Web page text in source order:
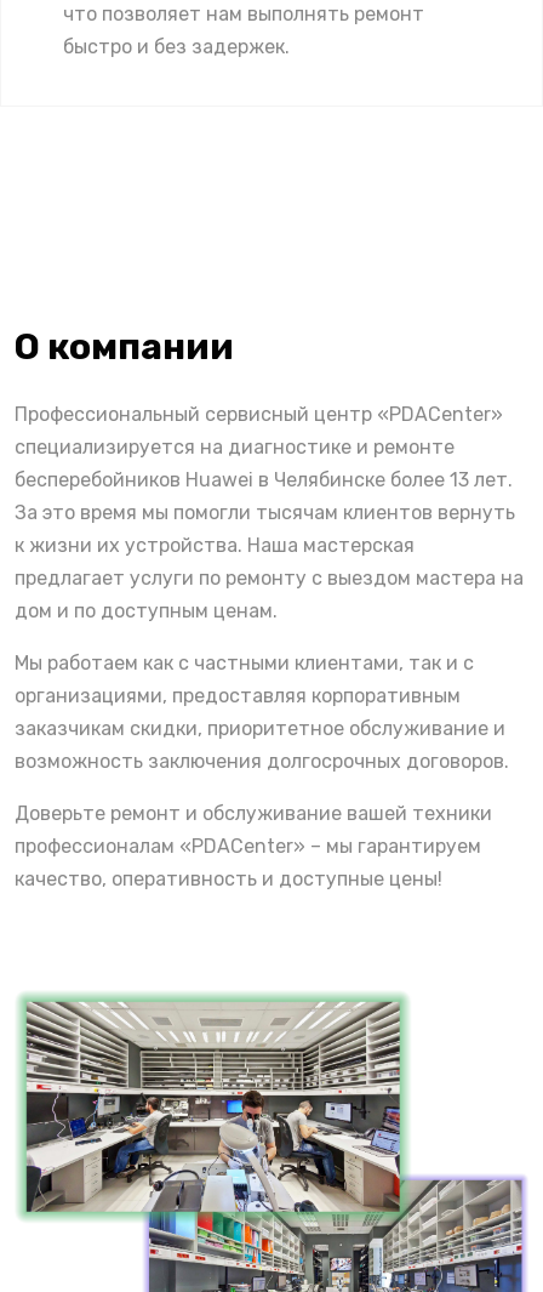
что позволяет нам выполнять ремонт
быстро и без задержек.
О компании
Профессиональный сервисный центр «PDACenter»
специализируется на диагностике и ремонте
бесперебойников Huawei в Челябинске более 13 лет.
За это время мы помогли тысячам клиентов вернуть
к жизни их устройства. Наша мастерская
предлагает услуги по ремонту с выездом мастера на
дом и по доступным ценам.
Мы работаем как с частными клиентами, так и с
организациями, предоставляя корпоративным
заказчикам скидки, приоритетное обслуживание и
возможность заключения долгосрочных договоров.
Доверьте ремонт и обслуживание вашей техники
профессионалам «PDACenter» – мы гарантируем
качество, оперативность и доступные цены!